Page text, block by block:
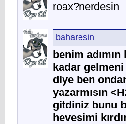
roax?nerdesin
baharesin
benim
kadar
diye ben
yazarmısın
gitdiniz bunu
hevesimi